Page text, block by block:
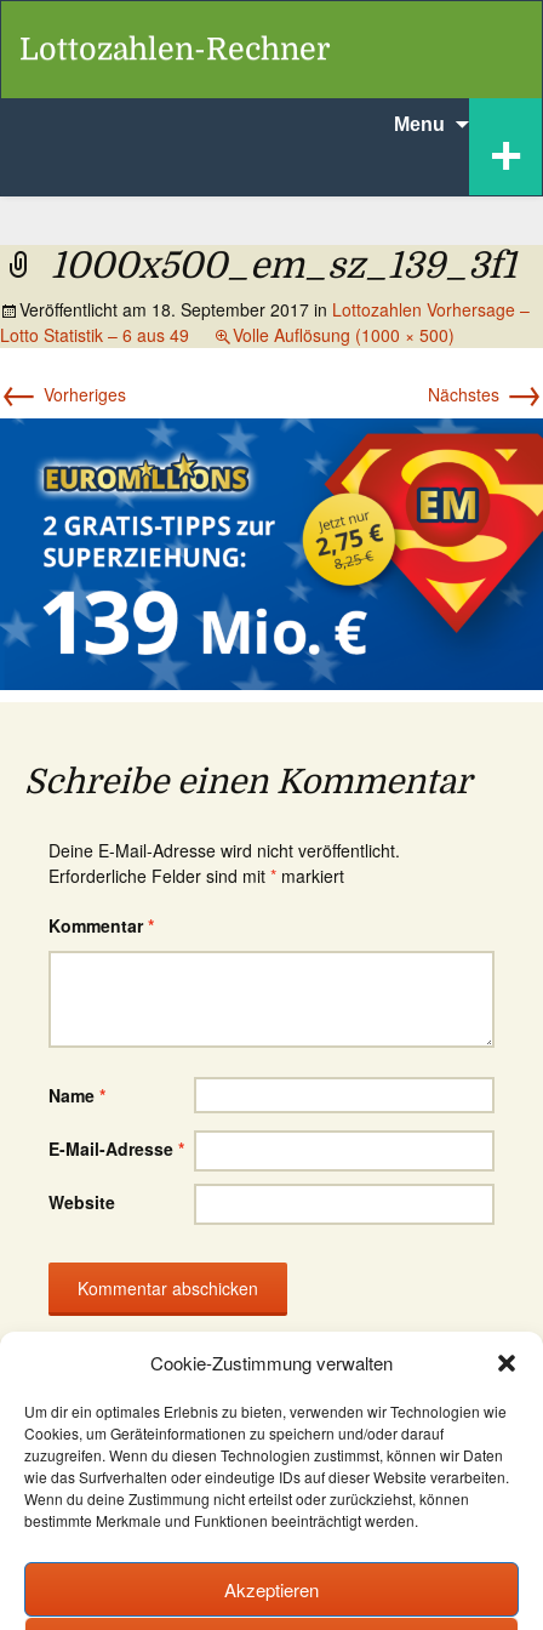
Cookie-Zustimmung verwalten
Um dir ein optimales Erlebnis zu bieten, verwenden wir Technologien wie
Cookies, um Geräteinformationen zu speichern und/oder darauf
zuzugreifen. Wenn du diesen Technologien zustimmst, können wir Daten
wie das Surfverhalten oder eindeutige IDs auf dieser Website verarbeiten.
Wenn du deine Zustimmung nicht erteilst oder zurückziehst, können
bestimmte Merkmale und Funktionen beeinträchtigt werden.
Akzeptieren
Lottozahlen-Rechner
+
Menu
content
1000x500_em_sz_139_3f1
Veröffentlicht am 18. September 2017 in Lottozahlen Vorhersage –
Lotto Statistik – 6 aus 49
Volle Auflösung (1000 × 500)
← Vorheriges Nächstes →
Schreibe einen Kommentar
Deine E-Mail-Adresse wird nicht veröffentlicht.
Erforderliche Felder sind mit * markiert
Kommentar*
Name *
E-Mail-Adresse *
Website
Datenschutzerklärung
AGB
Impressum